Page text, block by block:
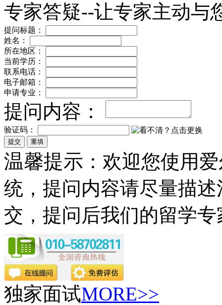
专家答疑--让专家主动与
提问标题：
姓名：
所在地区：
当前学历：
联系电话：
电子邮箱：
申请专业：
提问内容：
验证码：
温馨提示 ：欢迎您使用
统，提问内容请尽量描
交，提问后我们的留学
独家面试MORE>>